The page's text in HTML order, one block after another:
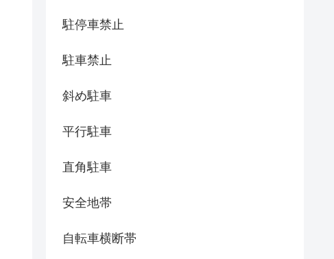
駐停車禁止
駐車禁止
斜め駐車
平行駐車
直角駐車
安全地帯
自転車横断帯